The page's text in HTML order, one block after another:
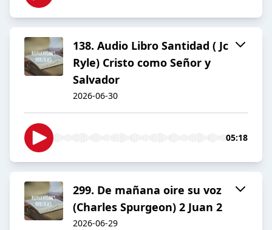
138. Audio Libro Santidad ( Jc
Ryle) Cristo como Señor y
Salvador
2026-06-30
05:18
299. De mañana oire su voz
(Charles Spurgeon) 2 Juan 2
2026-06-29